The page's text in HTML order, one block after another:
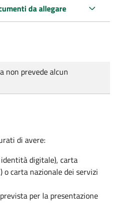
da allegare
non prevede alcun
di avere:
digitale), carta
o carta nazionale dei servizi
per la presentazione